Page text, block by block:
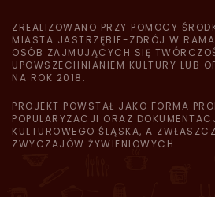
ZREALIZOWANO PRZY POMOCY
MIASTA JASTRZĘBIE-ZDRÓJ W
OSÓB ZAJMUJĄCYCH SIĘ
UPOWSZECHNIANIEM KULTURY LUB
NA ROK 2018.
PROJEKT POWSTAŁ JAKO FORMA
POPULARYZACJI ORAZ
KULTUROWEGO ŚLĄSKA, A
ZWYCZAJÓW ŻYWIENIOWYCH.